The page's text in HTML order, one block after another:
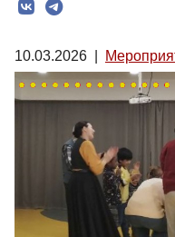
10.03.2026